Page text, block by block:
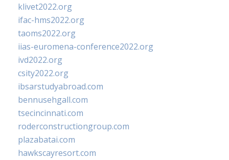
klivet2022.org
ifac-hms2022.org
taoms2022.org
iias-euromena-conference2022.org
ivd2022.org
csity2022.org
ibsarstudyabroad.com
bennusehgall.com
tsecincinnati.com
roderconstructiongroup.com
plazabatai.com
hawkscayresort.com